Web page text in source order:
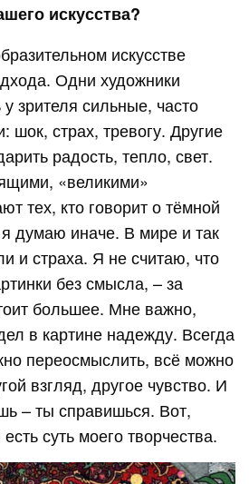
искусства?
искусстве
Одни художники
зрителя сильные, часто
шок, страх, тревогу. Другие
радость, тепло, свет.
«великими»
тех, кто говорит о тёмной
думаю иначе. В мире и так
и страха. Я не считаю, что
без смысла, – за
большее. Мне важно,
в картине надежду. Всегда
переосмыслить, всё можно
взгляд, другое чувство. И
– ты справишься. Вот,
суть моего творчества.